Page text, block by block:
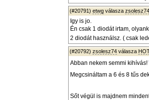
(#20791) etwg válasza zsolesz74
Igy is jo.
Én csak 1 diodát irtam,
2 diodát használsz. ( csak
(#20792) zsolesz74 válasza
Abban nekem semmi kihívás!
Megcsináltam a 6 és 8 tűs
Sőt végül is majdnem